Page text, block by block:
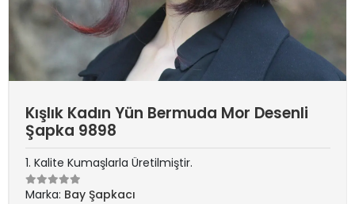
Kışlık Kadın Yün Bermuda Mor Desenli
Şapka 9898
1. Kalite Kumaşlarla Üretilmiştir.
Marka: Bay Şapkacı